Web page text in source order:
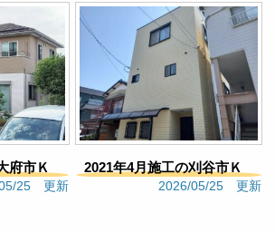
じゃなかった”　という点があり、塗り直し
ることになりました。なので、シミュレ
確認できないことは現地確認を進めてい
良かったなと思いました。【反省点】シ
ョンで確認できなかった部位は、シミュ
後に色見本で確認し、塗装後のイメージ
るべきだったと振り返りました。これか
などあるかと思いますが、次塗装するな
コミ
府市Ｋ
25 更新
2021年4月施工の刈谷市Ｋ
2026/05/25 更新